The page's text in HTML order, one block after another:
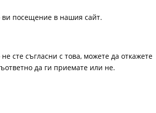
ви посещение в нашия сайт.
сте съгласни с това, можете да откажете
да ги приемате или не.